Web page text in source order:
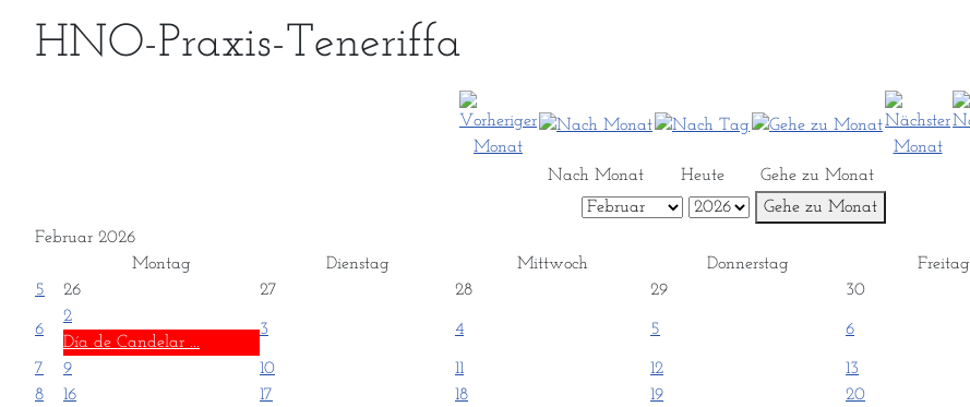
HNO-Praxis-Teneriffa
Nach Monat Heute
Gehe zu Monat
Gehe zu Monat
Februar 2026
Montag
Dienstag Mittwoch Donnerstag Freitag
5
26 27 28 29 30
6
2
Día de Candelar ...
3 4 5 6
7 9 10 11 12 13
8
16 17 18 19 20